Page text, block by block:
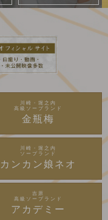
川崎・堀之内
高級ソープランド
金瓶梅
川崎・堀之内
ソープランド
カンカン娘ネオ
吉原
高級ソープランド
アカデミー